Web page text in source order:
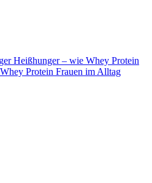
Heißhunger – wie Whey Protein
Protein Frauen im Alltag